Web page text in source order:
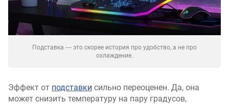
Подставка ― это скорее история про удобство, а не про
охлаждение.
Эффект от подставки сильно переоценен. Да, она
может снизить температуру на пару градусов,